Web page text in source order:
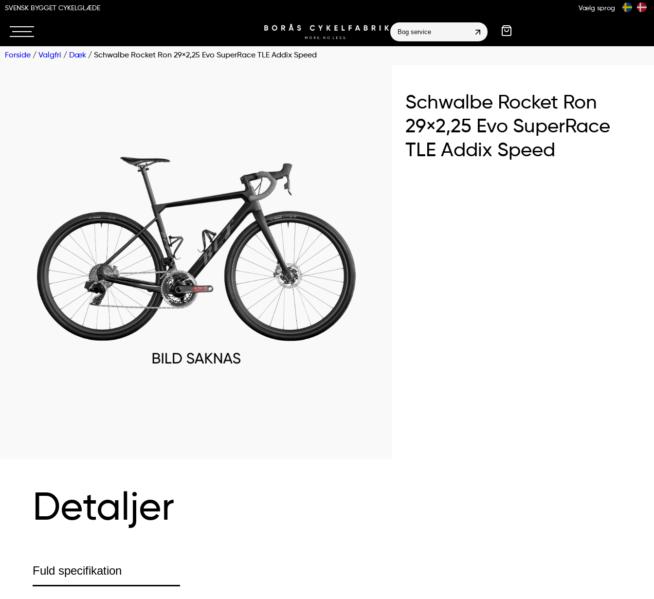
SVENSK BYGGET CYKELGLÆDE Vælg sprog
Bog service
Forside / Valgfri / Dæk / Schwalbe Rocket Ron 29×2,25 Evo SuperRace TLE Addix Speed
Schwalbe Rocket Ron
29×2,25 Evo SuperRace
TLE Addix Speed
Detaljer
Fuld specifikation